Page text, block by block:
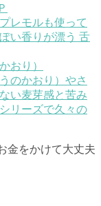
プレモルも使って
い香りが漂う 舌
のかおり） やさ
い麦芽感と苦み
リーズで久々の
金をかけて大丈夫